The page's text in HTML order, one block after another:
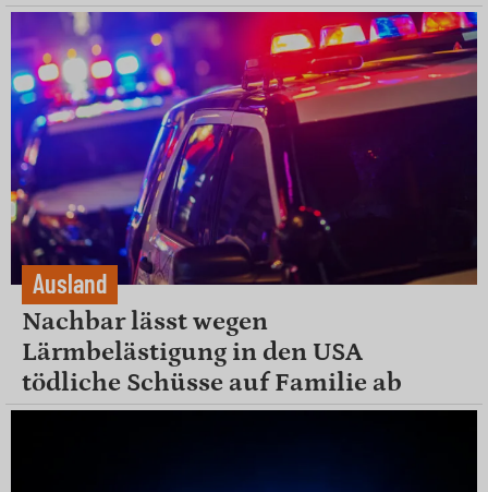
Ausland
Nachbar lässt wegen
Lärmbelästigung in den USA
tödliche Schüsse auf Familie ab